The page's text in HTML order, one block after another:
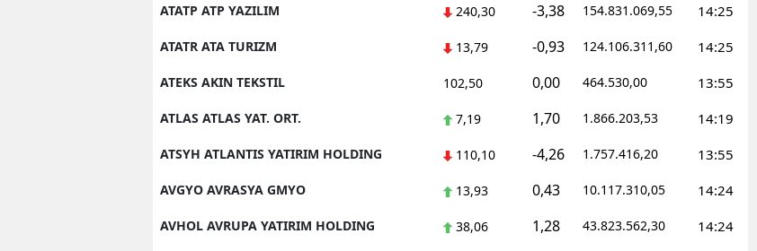
ATATP ATP YAZILIM 240,30 -3,38 154.831.069,55 14:25
ATATR ATA TURIZM 13,79 -0,93 124.106.311,60 14:25
ATEKS AKIN TEKSTIL 102,50 0,00 464.530,00 13:55
ATLAS ATLAS YAT. ORT. 7,19 1,70 1.866.203,53 14:19
ATSYH ATLANTIS YATIRIM HOLDING 110,10 -4,26 1.757.416,20 13:55
AVGYO AVRASYA GMYO 13,93 0,43 10.117.310,05 14:24
AVHOL AVRUPA YATIRIM HOLDING 38,06 1,28 43.823.562,30 14:24